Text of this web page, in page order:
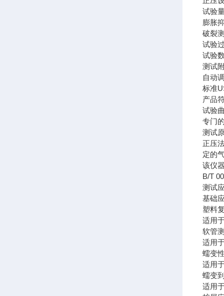
试验
膨胀
破裂
试验
试验
测试
自动
标准
产品
试验
专门
测试
正压
定的
该仪
B/T
测试
基础
塑
适用
软
适用
蠕
适用
蠕
适用